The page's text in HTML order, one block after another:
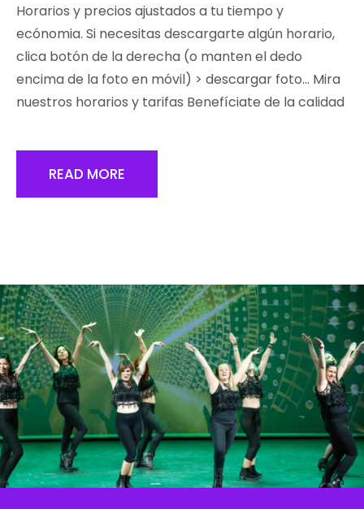
Horarios y precios ajustados a tu tiempo y
ecónomia. Si necesitas descargarte algún horario,
clica botón de la derecha (o manten el dedo
encima de la foto en móvil) > descargar foto… Mira
nuestros horarios y tarifas Benefíciate de la calidad
READ MORE